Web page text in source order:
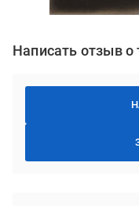
Написать отзыв о